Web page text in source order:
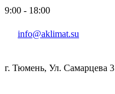
9:00 - 18:00
info@aklimat.su
г. Тюмень, Ул. Самарцева 3